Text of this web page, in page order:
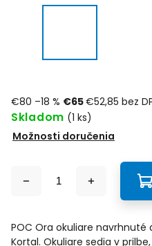
€80 –18 % €65€52,85 bez
Skladom (1 ks)
Možnosti doručenia
POC Ora okuliare navrhnuté
Kortal. Okuliare sedia v